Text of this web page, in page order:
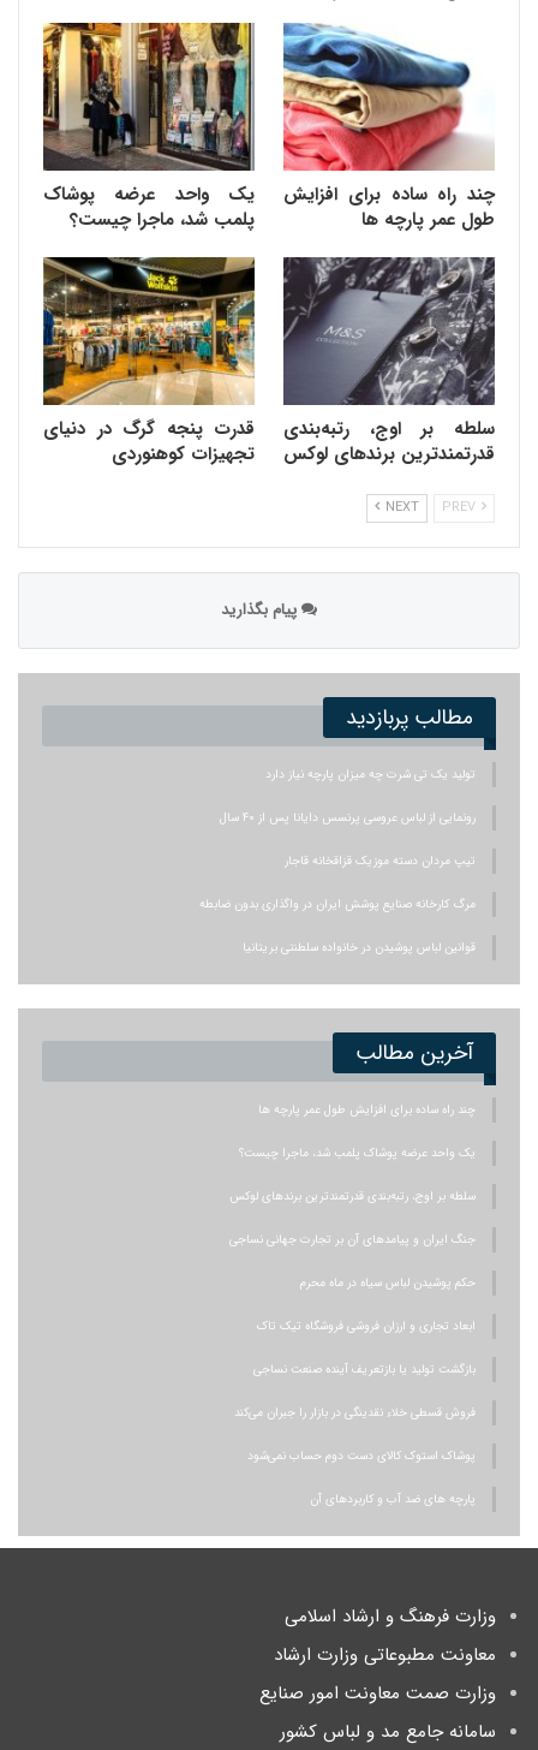
چند راه ساده برای افزایش
طول عمر پارچه ها
یک واحد عرضه پوشاک
پلمب شد، ماجرا چیست؟
سلطه بر اوج، رتبه‌بندی
قدرتمندترین برندهای لوکس
قدرت پنجه گرگ در دنیای
تجهیزات کوهنوردی
NEXT
پیام بگذارید
مطالب پربازدید
تولید یک تی شرت چه میزان پارچه نیاز دارد
رونمایی از لباس عروسی پرنسس دایانا پس از ۴۰ سال
تیپ مردان دسته موزیک قزاقخانه قاجار
مرگ کارخانه صنایع پوشش ایران در واگذاری بدون ضابطه
قوانین لباس پوشیدن در خانواده سلطنتی بریتانیا
آخرین مطالب
چند راه ساده برای افزایش طول عمر پارچه ها
یک واحد عرضه پوشاک پلمب شد، ماجرا چیست؟
سلطه بر اوج، رتبه‌بندی قدرتمندترین برندهای لوکس
جنگ ایران و پیامدهای آن بر تجارت جهانی نساجی
حکم پوشیدن لباس سیاه در ماه محرم
ابعاد تجاری و ارزان فروشی فروشگاه تیک تاک
بازگشت تولید یا بازتعریف آینده صنعت نساجی
فروش قسطی خلاء نقدینگی در بازار را جبران می‌کند
پوشاک استوک کالای دست دوم حساب نمی‌شود
پارچه های ضد آب و کاربردهای آن
وزارت فرهنگ و ارشاد اسلامی
معاونت مطبوعاتی وزارت ارشاد
وزارت صمت معاونت امور صنایع
سامانه جامع مد و لباس کشور